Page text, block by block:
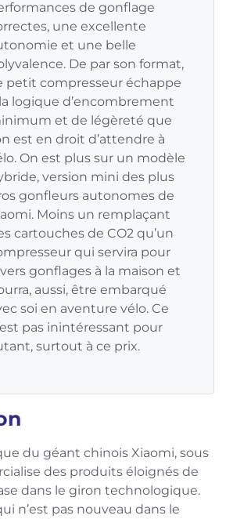
de gonflage
une excellente
et une belle
De par son format,
petit compresseur échappe
logique d’encombrement
et de légèreté que
est en droit d’attendre à
On est plus sur un modèle
version mini des plus
gonfleurs autonomes de
Moins un remplaçant
cartouches de CO2 qu’un
qui servira pour
gonflages à la maison et
aussi, être embarqué
soi en aventure vélo. Ce
pas inintéressant pour
surtout à ce prix.
du géant chinois Xiaomi, sous
des produits éloignés de
dans le giron technologique.
n’est pas nouveau dans le